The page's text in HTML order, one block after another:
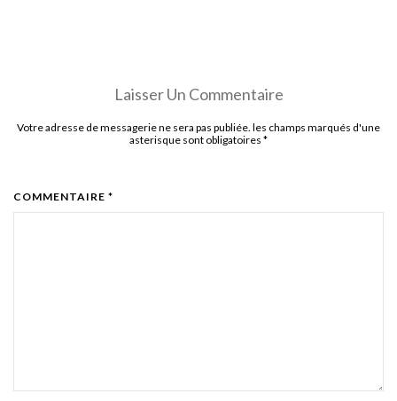
Laisser Un Commentaire
Votre adresse de messagerie ne sera pas publiée. les champs marqués d'une
asterisque sont obligatoires *
COMMENTAIRE *